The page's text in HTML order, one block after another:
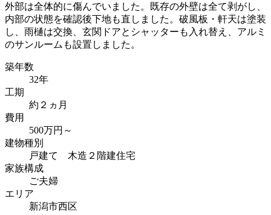
外部は全体的に傷んでいました。既存の外壁は全て剥がし、
内部の状態を確認後下地も直しました。破風板・軒天は塗装
し、雨樋は交換、玄関ドアとシャッターも入れ替え、アルミ
のサンルームも設置しました。
築年数
32年
工期
約２ヵ月
費用
500万円～
建物種別
戸建て 木造２階建住宅
家族構成
ご夫婦
エリア
新潟市西区